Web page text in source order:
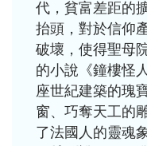
代，貧富差距的
抬頭，對於信仰
破壞，使得聖母
的小說《鐘樓怪
座世紀建築的瑰
窗、巧奪天工的
了法國人的靈魂象